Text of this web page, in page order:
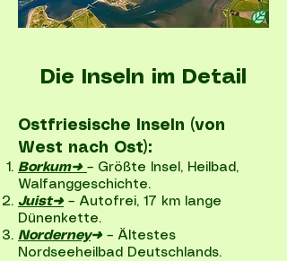
Die Inseln im Detail
Ostfriesische Inseln (von
West nach Ost):
Borkum➜ – Größte Insel, Heilbad,
Walfanggeschichte.
Juist➜– Autofrei, 17 km lange
Dünenkette.
Norderney➜– Ältestes
Nordseeheilbad Deutschlands.